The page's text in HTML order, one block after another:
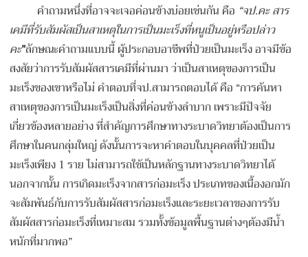
คำถามหนึ่งที่อาจจะเจอค่อนข้างบ่อยเช่นกัน คือ “จป.คะ สาร
เคมีที่รับสัมผัสเป็นสาเหตุในการเป็นมะเร็งที่หนูเป็นอยู่หรือปล่าว
คะ”ลักษณะคำถามแบบนี้ ผู้ประกอบอาชีพที่ป่วยเป็นมะเร็ง อาจมีข้อ
สงสัยว่าการรับสัมผัสสารเคมีที่ผ่านมา ว่าเป็นสาเหตุของการเป็น
มะเร็งของเขาหรือไม่ คำตอบที่จป.สามารถตอบได้ คือ “การค้นหา
สาเหตุของการเป็นมะเร็งเป็นสิ่งที่ค่อนข้างลำบาก เพราะมีปัจจัย
เกี่ยวข้องหลายอย่าง ที่สำคัญการศึกษาทางระบาดวิทยาต้องเป็นการ
ศึกษาในคนกลุ่มใหญ่ ดังนั้นการจะหาคำตอบในบุคคลที่ป่วยเป็น
มะเร็งเพียง 1 ราย ไม่สามารถใช้เป็นหลักฐานทางระบาดวิทยาได้
นอกจากนั้น การเกิดมะเร็งจากสารก่อมะเร็ง ประเภทของเนื้องอกมัก
จะสัมพันธ์กับการรับสัมผัสสารก่อมะเร็งและระยะเวลาของการรับ
สัมผัสสารก่อมะเร็งที่เหมาะสม รวมทั้งข้อมูลพื้นฐานต่างๆต้องมีน้ำ
หนักที่มากพอ”